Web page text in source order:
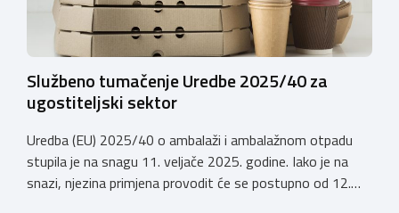
Službeno tumačenje Uredbe 2025/40 za
ugostiteljski sektor
Uredba (EU) 2025/40 o ambalaži i ambalažnom otpadu
stupila je na snagu 11. veljače 2025. godine. Iako je na
snazi, njezina primjena provodit će se postupno od 12.